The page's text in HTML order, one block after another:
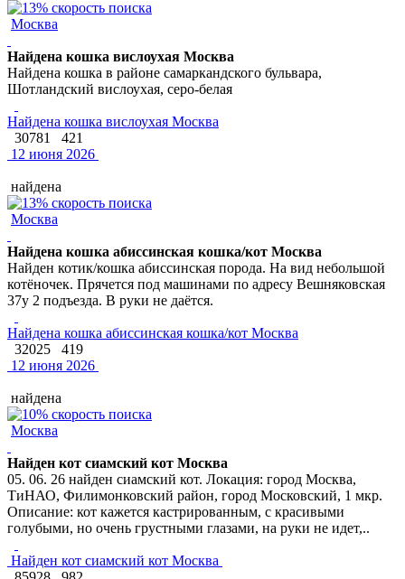
Москва
Найдена кошка вислоухая Москва
Найдена кошка в районе самаркандского бульвара,
Шотландский вислоухая, серо-белая
Найдена кошка вислоухая Москва
30781
421
12 июня 2026
найдена
Москва
Найдена кошка абиссинская кошка/кот Москва
Найден котик/кошка абиссинская порода. На вид небольшой
котёночек. Прячется под машинами по адресу Вешняковская
37у 2 подъезда. В руки не даётся.
Найдена кошка абиссинская кошка/кот Москва
32025
419
12 июня 2026
найдена
Москва
Найден кот сиамский кот Москва
05. 06. 26 найден сиамский кот. Локация: город Москва,
ТиНАО, Филимонковский район, город Московский, 1 мкр.
Описание: кот кажется кастрированным, с красивыми
голубыми, но очень грустными глазами, на руки не идет,..
Найден кот сиамский кот Москва